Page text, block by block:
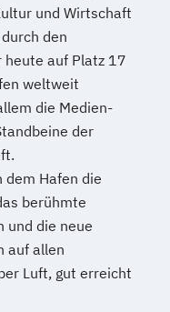
und Wirtschaft
den
heute auf Platz 17
weltweit
die Medien-
der
dem Hafen die
berühmte
und die neue
auf allen
Luft, gut erreicht